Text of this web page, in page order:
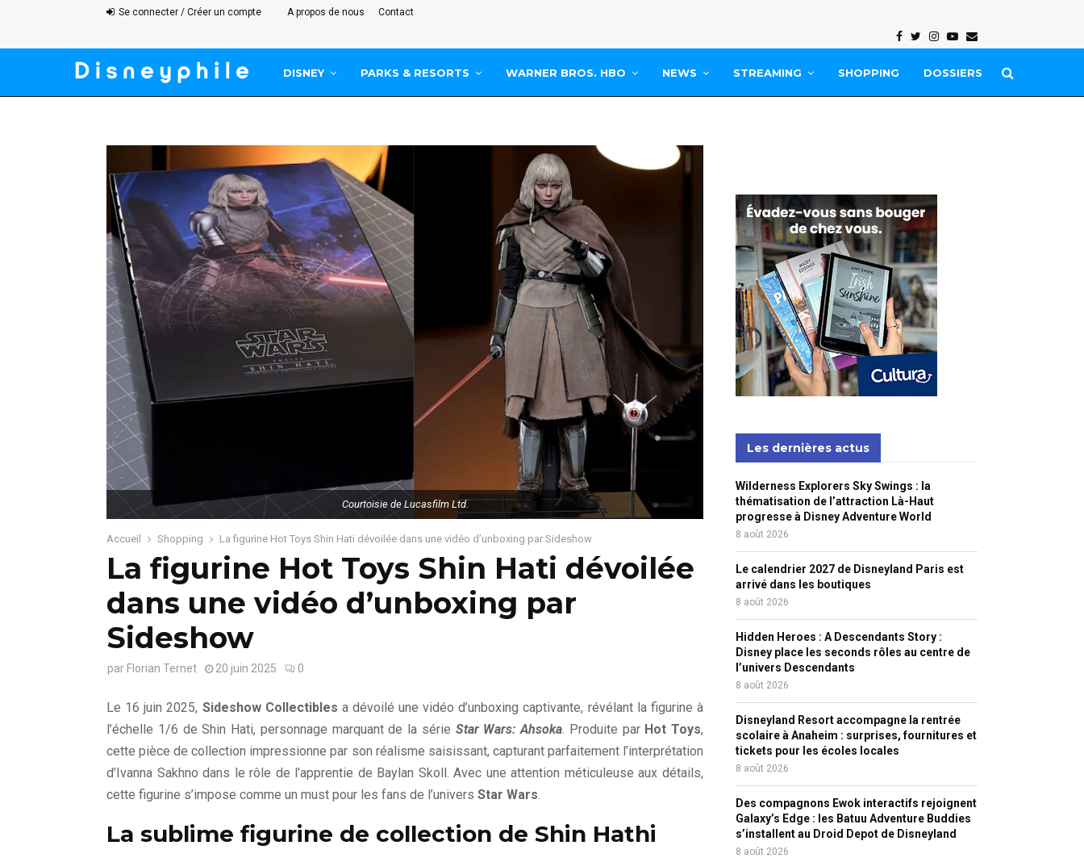
Se connecter / Créer un compte A propos de nous Contact
Facebook
Twitter
Instagram
Youtube
Email
DISNEY PARKS & RESORTS WARNER BROS. HBO NEWS STREAMING SHOPPING DOSSIERS
Courtoisie de Lucasfilm Ltd.
Accueil Shopping La figurine Hot Toys Shin Hati dévoilée dans une vidéo d’unboxing par Sideshow
La figurine Hot Toys Shin Hati dévoilée
dans une vidéo d’unboxing par
Sideshow
par Florian Ternet 20 juin 2025 0
Le 16 juin 2025, Sideshow Collectibles a dévoilé une vidéo d’unboxing captivante, révélant la figurine à
l’échelle 1/6 de Shin Hati, personnage marquant de la série Star Wars: Ahsoka . Produite parHot Toys,
cette pièce de collection impressionne par son réalisme saisissant, capturant parfaitement l’interprétation
d’Ivanna Sakhno dans le rôle de l’apprentie de Baylan Skoll. Avec une attention méticuleuse aux détails,
cette figurine s’impose comme un must pour les fans de l’univers Star Wars
La sublime figurine de collection de Shin Hathi
Les dernières actus
Wilderness Explorers Sky Swings : la
thématisation de l’attraction Là-Haut
progresse à Disney Adventure World
8 août 2026
Le calendrier 2027 de Disneyland Paris est
arrivé dans les boutiques
8 août 2026
Hidden Heroes : A Descendants Story :
Disney place les seconds rôles au centre de
l’univers Descendants
8 août 2026
Disneyland Resort accompagne la rentrée
scolaire à Anaheim : surprises, fournitures et
tickets pour les écoles locales
8 août 2026
Des compagnons Ewok interactifs rejoignent
Galaxy’s Edge : les Batuu Adventure Buddies
s’installent au Droid Depot de Disneyland
8 août 2026